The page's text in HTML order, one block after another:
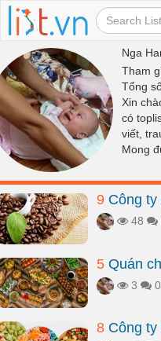
Nga
Tham
Tổng
Xin
có
viết,
Mong
9 Công
48
5 Quán
3 0
8 Công